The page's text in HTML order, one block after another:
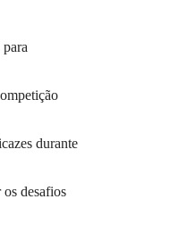
durante
desafios